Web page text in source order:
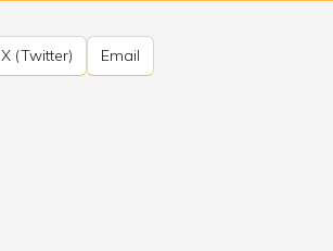
X (Twitter) Email